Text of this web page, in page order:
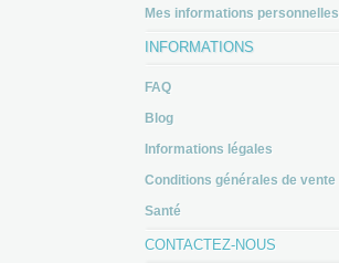
Mes informations personnelles
INFORMATIONS
FAQ
Blog
Informations légales
Conditions générales de vente
Santé
CONTACTEZ-NOUS